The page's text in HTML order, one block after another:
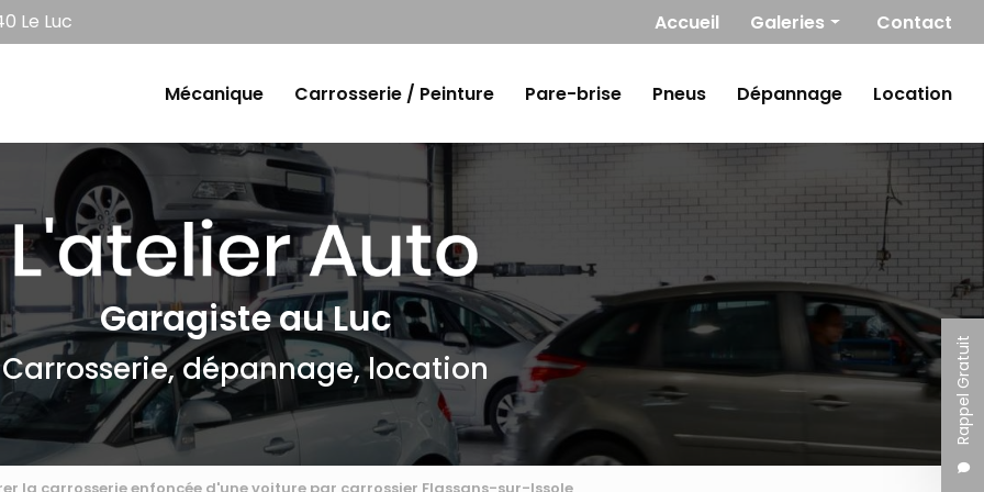
Le Luc Navigation secondaire
Accueil Galeries
Carrosserie / Peinture
Pare-brise
Dépannage
Location
Contact
Rappel Gratuit
Mécanique
Carrosserie / Peinture Pare-brise Pneus Dépannage Location
Garagiste au Luc
Carrosserie, dépannage, location